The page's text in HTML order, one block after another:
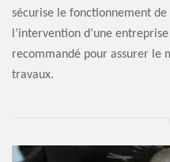
sécurise le fonctionnement
l’intervention d’une
recommandé pour assurer le
travaux.